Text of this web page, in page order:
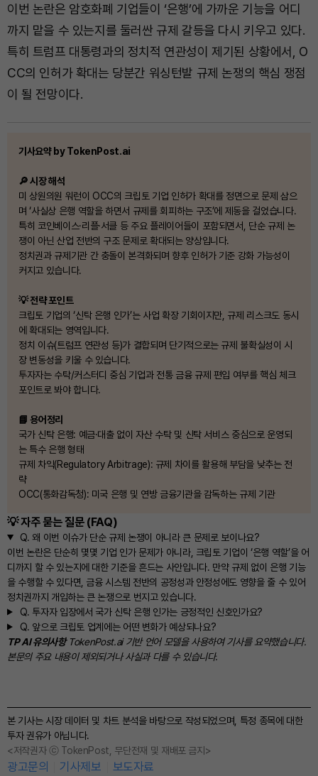
이번 논란은 암호화폐 기업들이 ‘은행’에 가까운 기능을 어디
까지 맡을 수 있는지를 둘러싼 규제 갈등을 다시 키우고 있다.
특히 트럼프 대통령과의 정치적 연관성이 제기된 상황에서, O
CC의 인허가 확대는 당분간 워싱턴발 규제 논쟁의 핵심 쟁점
이 될 전망이다.
기사요약 by TokenPost.ai
🔎 시장 해석
미 상원의원 워런이 OCC의 크립토 기업 인허가 확대를 정면으로 문제 삼으
며 ‘사실상 은행 역할을 하면서 규제를 회피하는 구조’에 제동을 걸었습니다.
특히 코인베이스·리플·서클 등 주요 플레이어들이 포함되면서, 단순 규제 논
쟁이 아닌 산업 전반의 구조 문제로 확대되는 양상입니다.
정치권과 규제기관 간 충돌이 본격화되며 향후 인허가 기준 강화 가능성이
커지고 있습니다.
💡 전략 포인트
크립토 기업의 ‘신탁 은행 인가’는 사업 확장 기회이지만, 규제 리스크도 동시
에 확대되는 영역입니다.
정치 이슈(트럼프 연관성 등)가 결합되며 단기적으로는 규제 불확실성이 시
장 변동성을 키울 수 있습니다.
투자자는 수탁/커스터디 중심 기업과 전통 금융 규제 편입 여부를 핵심 체크
포인트로 봐야 합니다.
📘 용어정리
국가 신탁 은행: 예금·대출 없이 자산 수탁 및 신탁 서비스 중심으로 운영되
는 특수 은행 형태
규제 차익(Regulatory Arbitrage): 규제 차이를 활용해 부담을 낮추는 전
략
OCC(통화감독청): 미국 은행 및 연방 금융기관을 감독하는 규제 기관
💡 자주 묻는 질문 (FAQ)
Q. 왜 이번 이슈가 단순 규제 논쟁이 아니라 큰 문제로 보이나요?
이번 논란은 단순히 몇몇 기업 인가 문제가 아니라, 크립토 기업이 ‘은행 역할’을 어
디까지 할 수 있는지에 대한 기준을 흔드는 사안입니다. 만약 규제 없이 은행 기능
을 수행할 수 있다면, 금융 시스템 전반의 공정성과 안정성에도 영향을 줄 수 있어
정치권까지 개입하는 큰 논쟁으로 번지고 있습니다.
Q. 투자자 입장에서 국가 신탁 은행 인가는 긍정적인 신호인가요?
Q. 앞으로 크립토 업계에는 어떤 변화가 예상되나요?
TP AI 유의사항TokenPost.ai 기반 언어 모델을 사용하여 기사를 요약했습니다.
본문의 주요 내용이 제외되거나 사실과 다를 수 있습니다.
본 기사는 시장 데이터 및 차트 분석을 바탕으로 작성되었으며, 특정 종목에 대한
투자 권유가 아닙니다.
<저작권자 ⓒ TokenPost, 무단전재 및 재배포 금지>
광고문의 기사제보 보도자료